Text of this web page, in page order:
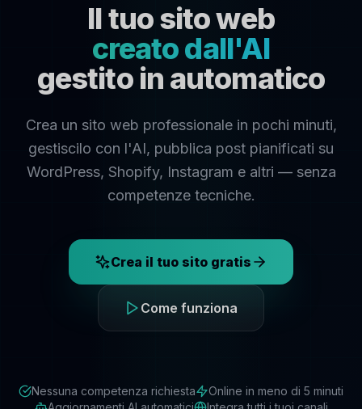
Il tuo sito web
creato dall'AI
gestito in automatico
Crea un sito web professionale in pochi minuti,
gestiscilo con l'AI, pubblica post pianificati su
WordPress, Shopify, Instagram e altri — senza
competenze tecniche.
Crea il tuo sito gratis
Come funziona
Nessuna competenza richiesta
Online in meno di 5 minuti